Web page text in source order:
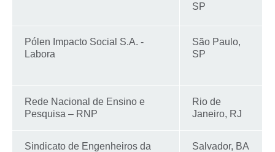
SP
Pólen Impacto Social S.A. -
Labora
São Paulo,
SP
Rede Nacional de Ensino e
Pesquisa – RNP
Rio de
Janeiro, RJ
Sindicato de Engenheiros da
Salvador, BA